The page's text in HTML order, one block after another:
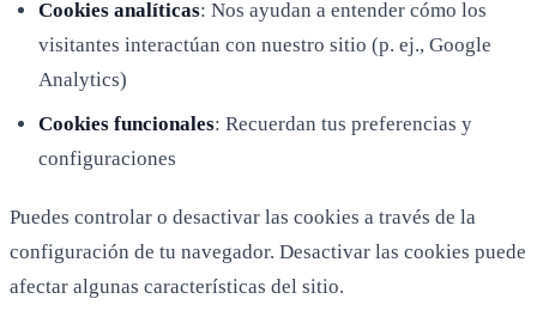
Cookies analíticas: Nos ayudan a entender cómo los
visitantes interactúan con nuestro sitio (p. ej., Google
Analytics)
Cookies funcionales: Recuerdan tus preferencias y
configuraciones
Puedes controlar o desactivar las cookies a través de la
configuración de tu navegador. Desactivar las cookies puede
afectar algunas características del sitio.